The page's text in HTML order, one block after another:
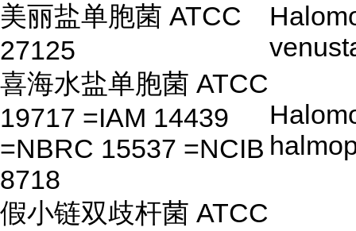
美丽盐单胞菌 ATCC
27125
喜海水盐单胞菌 ATCC
19717 =IAM 14439
=NBRC 15537 =NCIB
8718
假小链双歧杆菌 ATCC